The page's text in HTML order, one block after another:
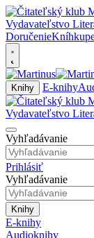
Doručenie
Knihy E-knihy
Vyhľadávanie
Prihlásiť
Vyhľadávanie
Knihy
E-knihy
Audioknihy